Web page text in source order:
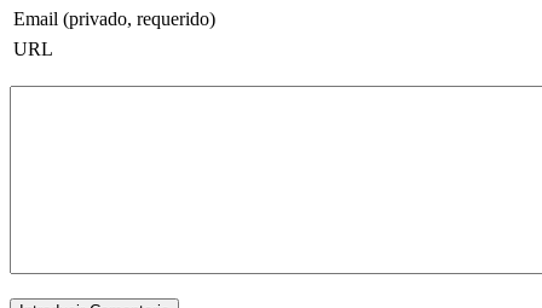
Email (privado, requerido)
URL